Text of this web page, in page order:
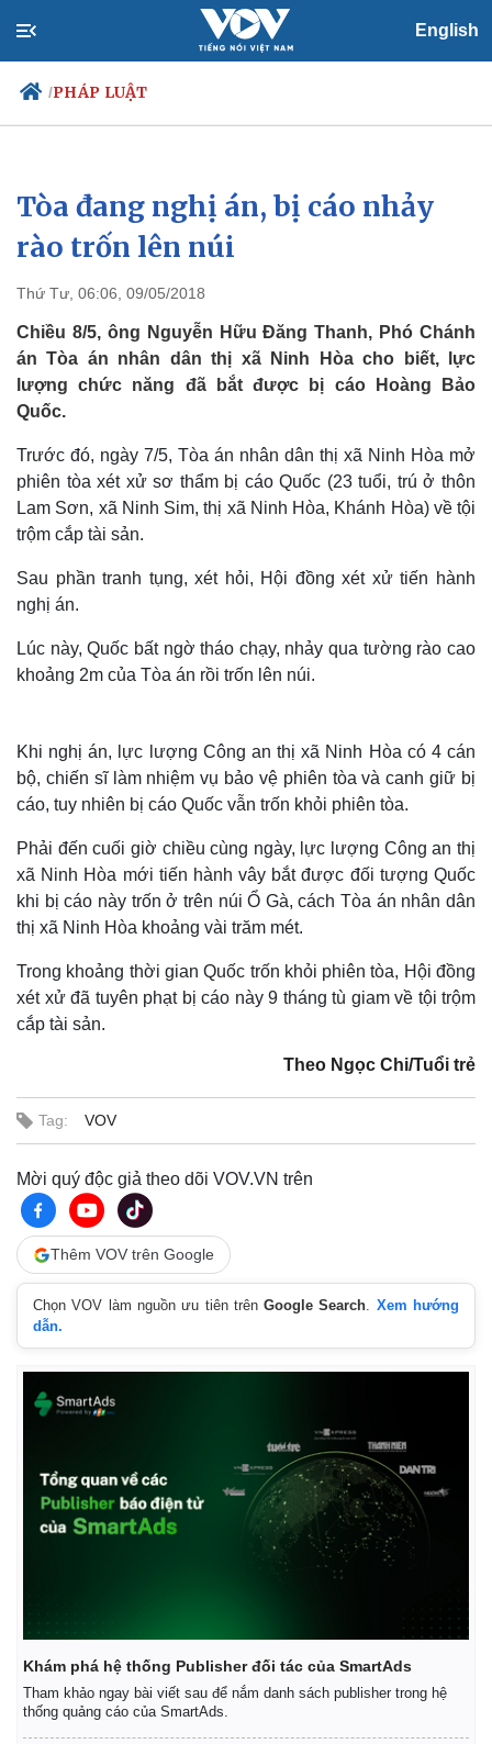
English
/PHÁP LUẬT
Chính trị
Đảng
Tổ chức nhân sự
Nhận diện sự thật
Xã hội
Việc làm
Biển đảo
Tòa đang nghị án, bị cáo nhảy
rào trốn lên núi
Thứ Tư, 06:06, 09/05/2018
Chiều 8/5, ông Nguyễn Hữu Đăng Thanh, Phó Chánh
án Tòa án nhân dân thị xã Ninh Hòa cho biết, lực
lượng chức năng đã bắt được bị cáo Hoàng Bảo
Quốc.
Trước đó, ngày 7/5, Tòa án nhân dân thị xã Ninh Hòa mở
phiên tòa xét xử sơ thẩm bị cáo Quốc (23 tuổi, trú ở thôn
Lam Sơn, xã Ninh Sim, thị xã Ninh Hòa, Khánh Hòa) về tội
trộm cắp tài sản.
Sau phần tranh tụng, xét hỏi, Hội đồng xét xử tiến hành
nghị án.
Lúc này, Quốc bất ngờ tháo chạy, nhảy qua tường rào cao
khoảng 2m của Tòa án rồi trốn lên núi.
Khi nghị án, lực lượng Công an thị xã Ninh Hòa có 4 cán
bộ, chiến sĩ làm nhiệm vụ bảo vệ phiên tòa và canh giữ bị
cáo, tuy nhiên bị cáo Quốc vẫn trốn khỏi phiên tòa.
Phải đến cuối giờ chiều cùng ngày, lực lượng Công an thị
xã Ninh Hòa mới tiến hành vây bắt được đối tượng Quốc
khi bị cáo này trốn ở trên núi Ổ Gà, cách Tòa án nhân dân
thị xã Ninh Hòa khoảng vài trăm mét.
Trong khoảng thời gian Quốc trốn khỏi phiên tòa, Hội đồng
xét xử đã tuyên phạt bị cáo này 9 tháng tù giam về tội trộm
cắp tài sản.
Theo Ngọc Chi/Tuổi trẻ
Tag: VOV
Mời quý độc giả theo dõi VOV.VN trên
Thêm VOV trên Google
Chọn VOV làm nguồn ưu tiên trênGoogle Search. Xem hướng
dẫn.
Khám phá hệ thống Publisher đối tác của SmartAds
Tham khảo ngay bài viết sau để nắm danh sách publisher trong hệ
thống quảng cáo của SmartAds.